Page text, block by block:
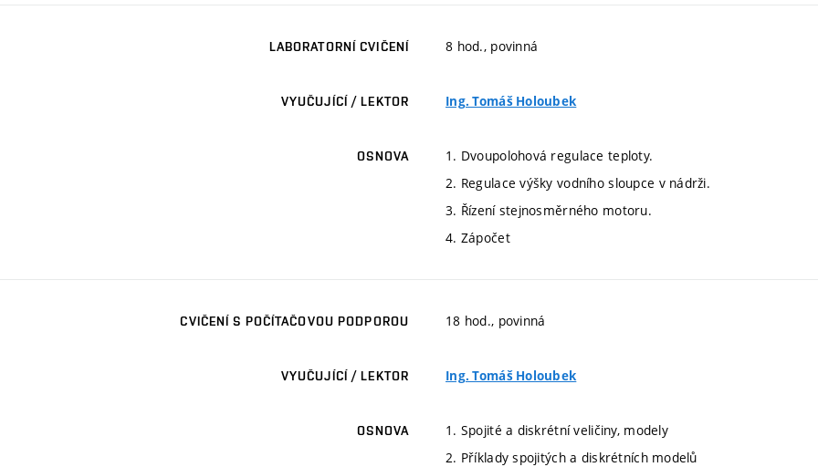
LABORATORNÍ CVIČENÍ 8 hod., povinná
VYUČUJÍCÍ / LEKTOR Ing. Tomáš Holoubek
OSNOVA
1. Dvoupolohová regulace teploty.
2. Regulace výšky vodního sloupce v nádrži.
3. Řízení stejnosměrného motoru.
4. Zápočet
CVIČENÍ S POČÍTAČOVOU PODPOROU 18 hod., povinná
VYUČUJÍCÍ / LEKTOR Ing. Tomáš Holoubek
OSNOVA
1. Spojité a diskrétní veličiny, modely
2. Příklady spojitých a diskrétních modelů